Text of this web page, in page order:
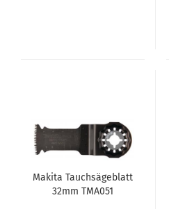
Makita Tauchsägeblatt
32mm TMA051